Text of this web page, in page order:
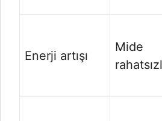
Enerji artışı
Mide